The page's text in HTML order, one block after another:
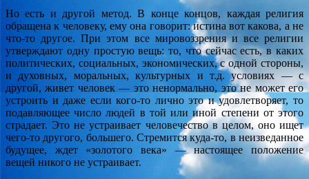
Но есть и другой метод. В конце концов, каждая религия
обращена к человеку, ему она говорит: истина вот какова, а не
что-то другое. При этом все мировоззрения и все религии
утверждают одну простую вещь: то, что сейчас есть, в каких
политических, социальных, экономических, с одной стороны,
и духовных, моральных, культурных и т.д. условиях — с
другой, живет человек — это ненормально, это не может его
устроить и даже если кого-то лично это и удовлетворяет, то
подавляющее число людей в той или иной степени от этого
страдает. Это не устраивает человечество в целом, оно ищет
чего-то другого, большего. Стремится куда-то, в неизведанное
будущее, ждет «золотого века» — настоящее положение
вещей никого не устраивает.